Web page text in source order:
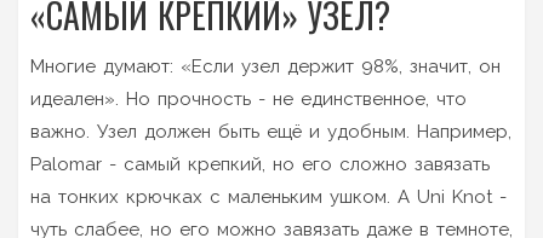
«САМЫЙ КРЕПКИЙ» УЗЕЛ?
Многие думают: «Если узел держит 98%, значит, он
идеален». Но прочность - не единственное, что
важно. Узел должен быть ещё и удобным. Например,
Palomar - самый крепкий, но его сложно завязать
на тонких крючках с маленьким ушком. А Uni Knot -
чуть слабее, но его можно завязать даже в темноте,